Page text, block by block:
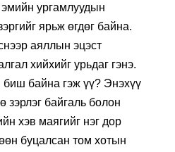
эмийн ургамлуудын
ярьж өгдөг байна.
аяллын эцэст
хийхийг урьдаг гэнэ.
биш байна гэж үү? Энэхүү
зэрлэг байгаль болон
хэв маягийг нэг дор
буцалсан том хотын